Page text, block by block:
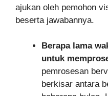
ajukan oleh pemohon
beserta jawabannya.
Berapa lama
untuk
pemrosesan
berkisar antara